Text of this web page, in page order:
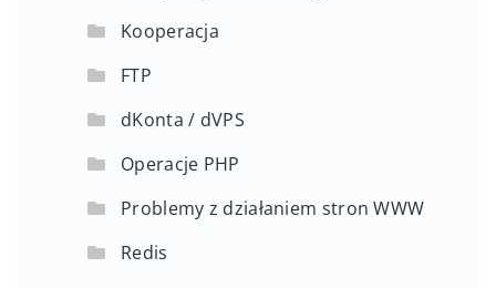
Kooperacja
FTP
dKonta / dVPS
Operacje PHP
Problemy z działaniem stron WWW
Redis